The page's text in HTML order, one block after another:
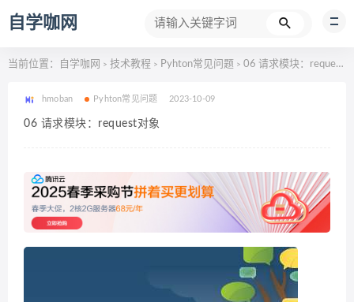
自学咖网
当前位置： 自学咖网 > 技术教程 > Pyhton常见问题 > 06 请求模块：request对象
hmoban Pyhton常见问题 2023-10-09
06 请求模块：request对象